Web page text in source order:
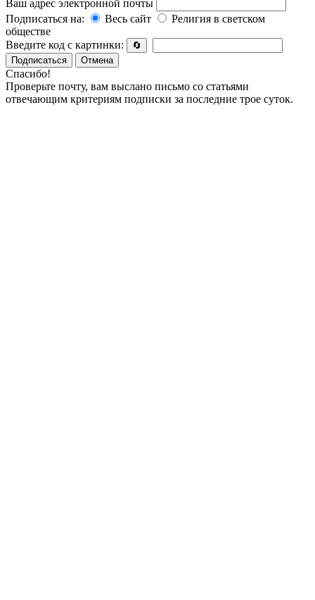
Ваш адрес электронной почты
Подписаться на:
Весь сайт
Религия в светском
обществе
Введите код с картинки:
🔄
Подписаться
Отмена
Спасибо!
Проверьте почту, вам выслано письмо со статьями
отвечающим критериям подписки за последние трое суток.